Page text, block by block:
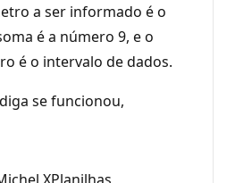
a ser informado é o
é a número 9, e o
é o intervalo de dados.
se funcionou,
XPlanilhas